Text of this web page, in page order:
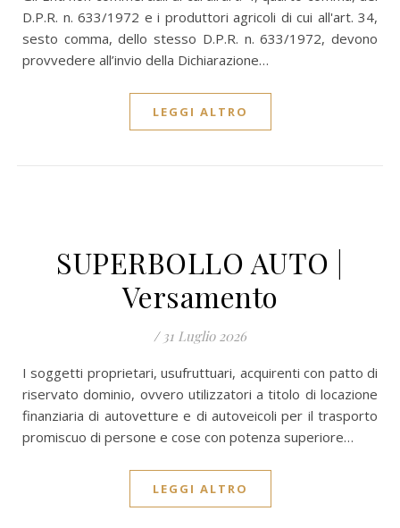
D.P.R. n. 633/1972 e i produttori agricoli di cui all'art. 34,
sesto comma, dello stesso D.P.R. n. 633/1972, devono
provvedere all’invio della Dichiarazione…
LEGGI ALTRO
SUPERBOLLO AUTO |
Versamento
/ 31 Luglio 2026
I soggetti proprietari, usufruttuari, acquirenti con patto di
riservato dominio, ovvero utilizzatori a titolo di locazione
finanziaria di autovetture e di autoveicoli per il trasporto
promiscuo di persone e cose con potenza superiore…
LEGGI ALTRO